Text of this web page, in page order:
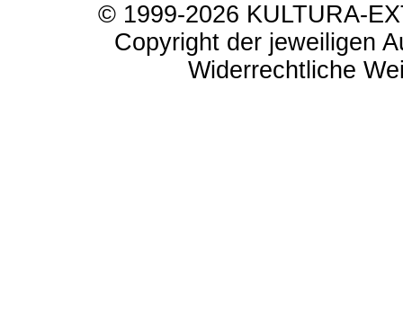
© 1999-2026 KULTURA-
Copyright der jeweiligen
Widerrechtliche